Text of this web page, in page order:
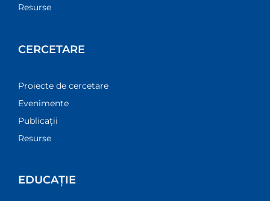
Resurse
CERCETARE
Proiecte de cercetare
Evenimente
Publicații
Resurse
EDUCAȚIE